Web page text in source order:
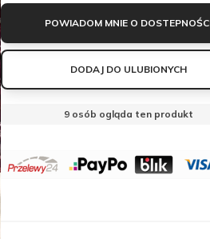
POWIADOM MNIE O
DODAJ DO ULUBIONYCH
6osób ogląda ten produkt